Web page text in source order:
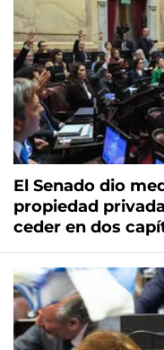
El Senado dio
propiedad
ceder en dos